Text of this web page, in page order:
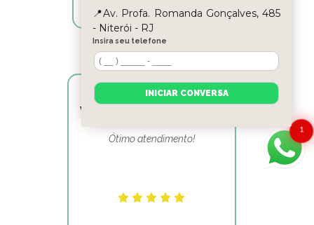
Victor Hugo Marins Mansur
Ótimo atendimento!
1
📍Av. Profa. Romanda Gonçalves, 485
- Niterói - RJ
Insira seu telefone
INICIAR CONVERSA